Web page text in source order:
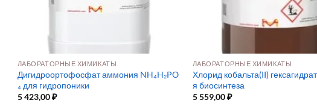
ЛАБОРАТОРНЫЕ ХИМИКАТЫ
Дигидроортофосфат аммония NH₄H₂PO
₄ для гидропоники
5 423,00₽
ЛАБОРАТОРНЫЕ ХИМИКАТЫ
Хлорид кобальта(II)
я биосинтеза
5 559,00₽